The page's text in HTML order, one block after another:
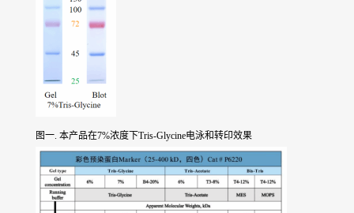
图一. 本产品在7%浓度下Tris-Glycine电泳和转印效果